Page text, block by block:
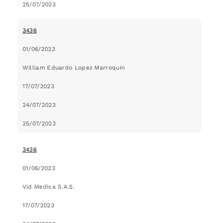
25/07/2023
3436
01/06/2023
William Eduardo Lopez Marroquin
17/07/2023
24/07/2023
25/07/2023
3436
01/06/2023
Vid Medica S.A.S.
17/07/2023